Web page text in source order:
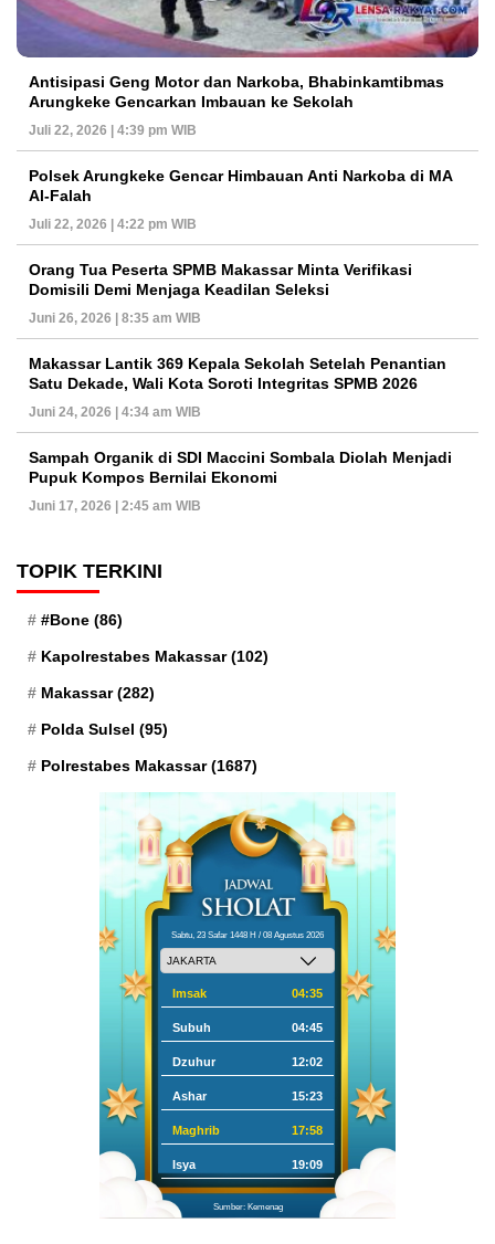
Antisipasi Geng Motor dan Narkoba, Bhabinkamtibmas
Arungkeke Gencarkan Imbauan ke Sekolah
Juli 22, 2026 | 4:39 pm WIB
Polsek Arungkeke Gencar Himbauan Anti Narkoba di MA
Al-Falah
Juli 22, 2026 | 4:22 pm WIB
Orang Tua Peserta SPMB Makassar Minta Verifikasi
Domisili Demi Menjaga Keadilan Seleksi
Juni 26, 2026 | 8:35 am WIB
Makassar Lantik 369 Kepala Sekolah Setelah Penantian
Satu Dekade, Wali Kota Soroti Integritas SPMB 2026
Juni 24, 2026 | 4:34 am WIB
Sampah Organik di SDI Maccini Sombala Diolah Menjadi
Pupuk Kompos Bernilai Ekonomi
Juni 17, 2026 | 2:45 am WIB
TOPIK TERKINI
#Bone (86)
Kapolrestabes Makassar(102)
Makassar(282)
Polda Sulsel (95)
Polrestabes Makassar(1687)
Sabtu, 23 Safar 1448 H / 08 Agustus 2026
Imsak 04:35
Subuh 04:45
Dzuhur 12:02
Ashar 15:23
Maghrib 17:58
Isya 19:09
Sumber: Kemenag